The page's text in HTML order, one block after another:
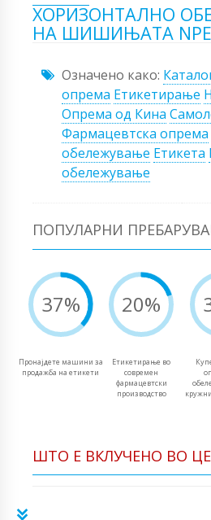
ХОРИЗОНТАЛНО
НА ШИШИЊАТА NPE
Означено како:
опрема Етикетирање
Опрема од Кина
Фармацевтска опрема
обележување Етикета
обележување
ПОПУЛАРНИ
37%
Пронајдете машини за
продажба на етикети
20%
Етикетирање во
современ
фармацевтски
производство
ШТО Е ВКЛУЧЕНО ВО